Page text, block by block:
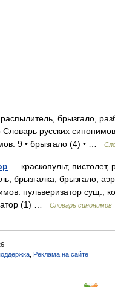
брызгало,
Словарь русских
9 • брызгало (4) • …
— краскопульт, пистолет,
брызгалка, брызгало,
пульверизатор сущ.,
(1) …
Словарь синонимов
Реклама на сайте